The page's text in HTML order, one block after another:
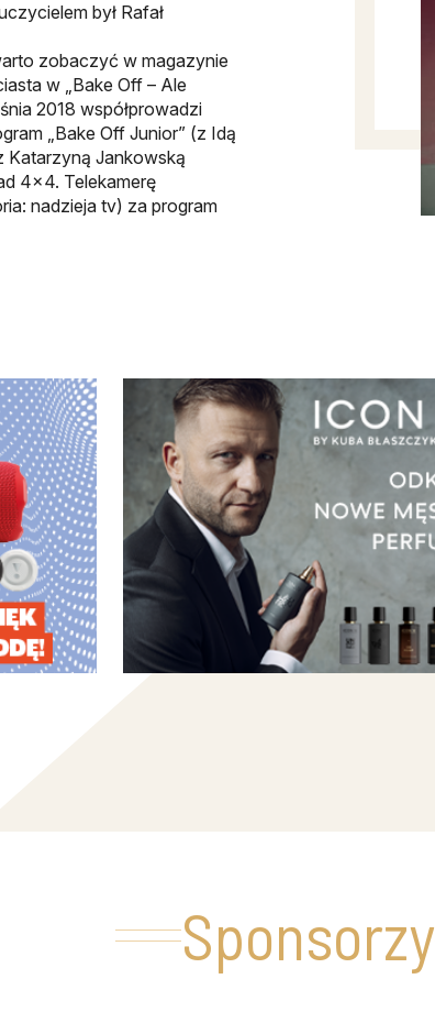
był Rafał
zobaczyć w magazynie
w „Bake Off – Ale
2018 współprowadzi
„Bake Off Junior” (z Idą
Katarzyną Jankowską
4×4. Telekamerę
nadzieja tv) za program
Sponsorzy